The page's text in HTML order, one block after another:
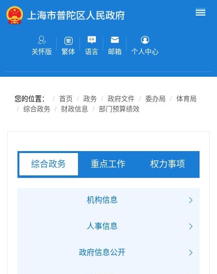
无障碍操作说明
关怀版 繁体 语言 邮箱 个人中心
您的位置： 首页 政务 政府文件 委办局
体育局
综合政务
财政信息 部门预算绩效
综合政务 重点工作 权力事项
机构信息
人事信息
政府信息公开